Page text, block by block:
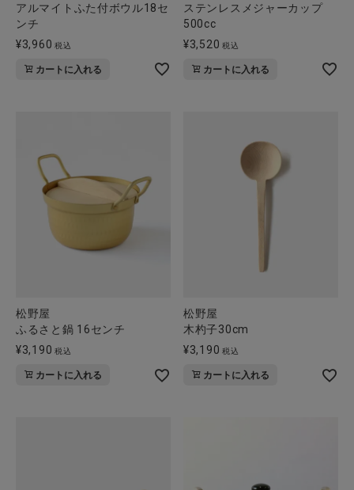
アルマイトふた付ボウル18セ
ンチ
¥3,960 税込
カートに入れる
ステンレスメジャーカップ
500cc
¥3,520 税込
カートに入れる
松野屋
ふるさと鍋 16センチ
¥3,190 税込
カートに入れる
松野屋
木杓子30cm
¥3,190 税込
カートに入れる